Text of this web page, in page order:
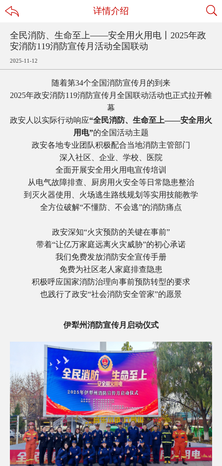
详情介绍
全民消防、生命至上——安全用火用电丨2025年政
安消防119消防宣传月活动全国联动
2025-11-12
随着第34个全国消防宣传月的到来
2025年政安消防119消防宣传月全国联动活动也正式拉开帷
幕
政安人以实际行动响应“全民消防、生命至上——安全用火
用电”的全国活动主题
政安各地专业团队积极配合当地消防主管部门
深入社区、企业、学校、医院
全面开展安全用火用电宣传培训
从电气故障排查、厨房用火安全等日常隐患整治
到灭火器使用、火场逃生路线规划等实用技能教学
全方位破解“不懂防、不会逃”的消防痛点
政安深知“火灾预防的关键在事前”
带着“让亿万家庭远离火灾威胁”的初心承诺
我们免费发放消防安全宣传手册
免费为社区老人家庭排查隐患
积极呼应国家消防治理向事前预防转型的要求
也践行了政安“社会消防安全管家”的愿景
伊犁州消防宣传月启动仪式